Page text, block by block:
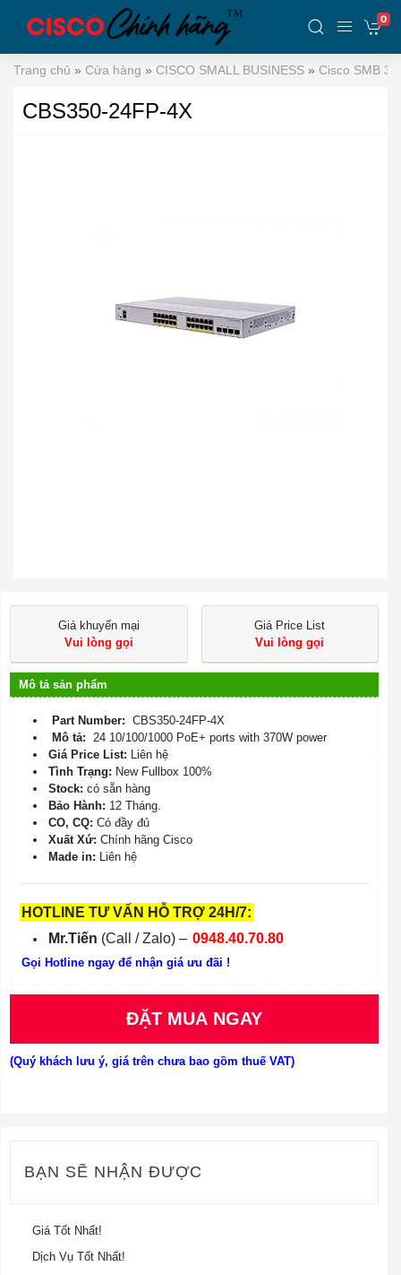
0
Trang chủ » Cửa hàng » CISCO SMALL BUSINESS » Cisco SMB
CBS350-24FP-4X
Giá khuyến mại
Vui lòng gọi
Giá Price List
Vui lòng gọi
Mô tả sản phẩm
Part Number: CBS350-24FP-4X
Mô tả: 24 10/100/1000 PoE+ ports with 370W power
Giá Price List: Liên hệ
Tình Trạng: New Fullbox 100%
Stock: có sẵn hàng
Bảo Hành: 12 Tháng.
CO, CQ: Có đầy đủ
Xuất Xứ: Chính hãng Cisco
Made in: Liên hệ
HOTLINE TƯ VẤN HỖ TRỢ 24H/7:
Mr.Tiến (Call / Zalo) – 0948.40.70.80
Gọi Hotline ngay để nhận giá ưu đãi !
ĐẶT MUA NGAY
(Quý khách lưu ý, giá trên chưa bao gồm thuế VAT)
BẠN SẼ NHẬN ĐƯỢC
Giá Tốt Nhất!
Dịch Vụ Tốt Nhất!